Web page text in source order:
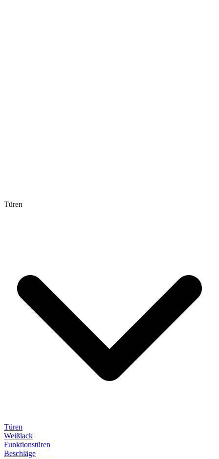
Türen
Türen
Weißlack
Funktionstüren
Beschläge